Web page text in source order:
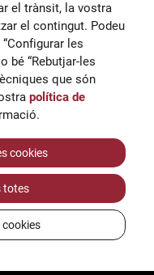
el trànsit, la vostra
el contingut. Podeu
les
bé “Rebutjar-les
que són
política de
cookies
totes